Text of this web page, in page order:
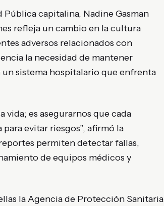
capitalina, Nadine Gasman
refleja un cambio en la cultura
adversos relacionados con
la necesidad de mantener
sistema hospitalario que enfrenta
vida; es asegurarnos que cada
evitar riesgos”, afirmó la
permiten detectar fallas,
de equipos médicos y
la Agencia de Protección Sanitaria